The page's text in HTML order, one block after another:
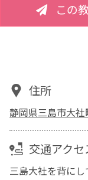
この
住所
静岡県三島市大
交通アクセ
三島大社を背に